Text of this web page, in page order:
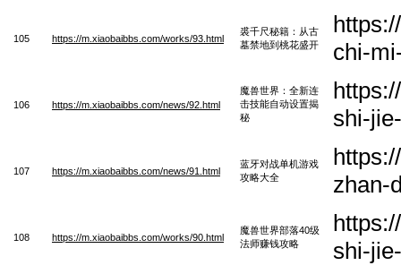
105 https://m.xiaobaibbs.com/works/93.html
裘千尺秘籍：从古
墓禁地到桃花盛开
chi-
106 https://m.xiaobaibbs.com/news/92.html
魔兽世界：全新连
击技能自动设置揭
秘
shi-
107 https://m.xiaobaibbs.com/news/91.html
蓝牙对战单机游戏
攻略大全
zhan-
108 https://m.xiaobaibbs.com/works/90.html
魔兽世界部落40级
法师赚钱攻略
shi-